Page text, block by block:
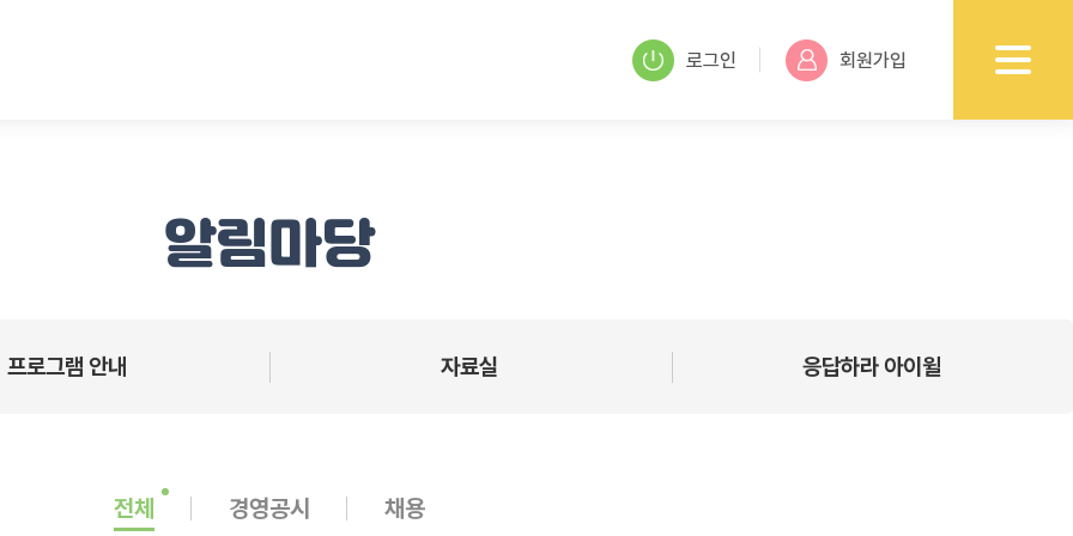
로그인 회원가입
알림마당
프로그램 안내 자료실 응답하라 아이윌
전체 경영공시 채용